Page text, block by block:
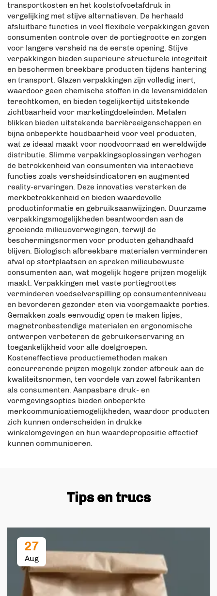
transportkosten en het koolstofvoetafdruk in
vergelijking met stijve alternatieven. De herhaald
afsluitbare functies in veel flexibele verpakkingen geven
consumenten controle over de portiegrootte en zorgen
voor langere versheid na de eerste opening. Stijve
verpakkingen bieden superieure structurele integriteit
en beschermen breekbare producten tijdens hantering
en transport. Glazen verpakkingen zijn volledig inert,
waardoor geen chemische stoffen in de levensmiddelen
terechtkomen, en bieden tegelijkertijd uitstekende
zichtbaarheid voor marketingdoeleinden. Metalen
blikken bieden uitstekende barrièreeigenschappen en
bijna onbeperkte houdbaarheid voor veel producten,
wat ze ideaal maakt voor noodvoorraad en wereldwijde
distributie. Slimme verpakkingsoplossingen verhogen
de betrokkenheid van consumenten via interactieve
functies zoals versheidsindicatoren en augmented
reality-ervaringen. Deze innovaties versterken de
merkbetrokkenheid en bieden waardevolle
productinformatie en gebruiksaanwijzingen. Duurzame
verpakkingsmogelijkheden beantwoorden aan de
groeiende milieuoverwegingen, terwijl de
beschermingsnormen voor producten gehandhaafd
blijven. Biologisch afbreekbare materialen verminderen
afval op stortplaatsen en spreken milieubewuste
consumenten aan, wat mogelijk hogere prijzen mogelijk
maakt. Verpakkingen met vaste portiegroottes
verminderen voedselverspilling op consumentenniveau
en bevorderen gezonder eten via voorgemaakte porties.
Gemakken zoals eenvoudig open te maken lipjes,
magnetronbestendige materialen en ergonomische
ontwerpen verbeteren de gebruikerservaring en
toegankelijkheid voor alle doelgroepen.
Kosteneffectieve productiemethoden maken
concurrerende prijzen mogelijk zonder afbreuk aan de
kwaliteitsnormen, ten voordele van zowel fabrikanten
als consumenten. Aanpasbare druk- en
vormgevingsopties bieden onbeperkte
merkcommunicatiemogelijkheden, waardoor producten
zich kunnen onderscheiden in drukke
winkelomgevingen en hun waardepropositie effectief
kunnen communiceren.
Tips en trucs
27
Aug